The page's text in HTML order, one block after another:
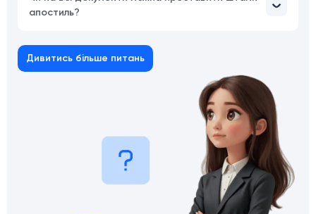
апостиль?
Дивитись більше питань